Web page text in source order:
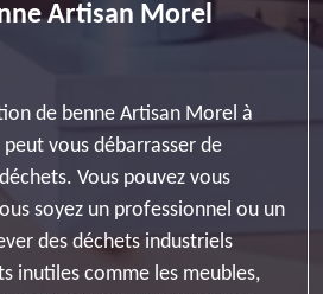
Artisan Morel
de benne Artisan Morel à
vous débarrasser de
Vous pouvez vous
soyez un professionnel ou un
des déchets industriels
inutiles comme les meubles,